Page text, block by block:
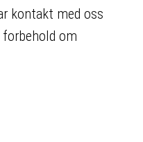
kontakt med oss
om